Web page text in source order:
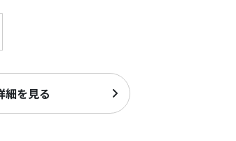
細を見る